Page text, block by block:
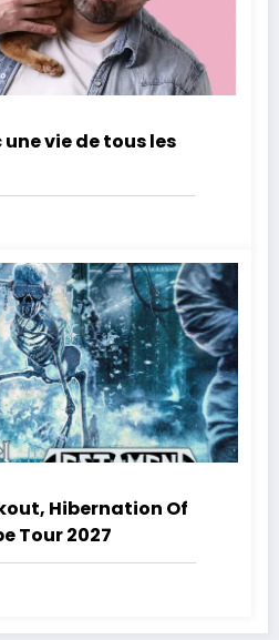
une vie de tous les
Hibernation Of
Tour 2027